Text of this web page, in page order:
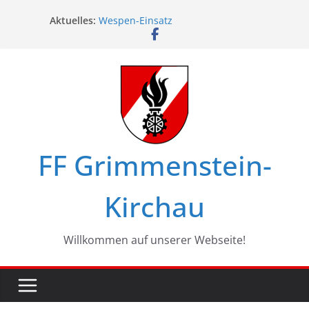
Aktuelles: Wespen-Einsatz
Glückwünsche zum 75. Geburtstag
Landesbewerbe in Zistersdorf
FF Grimmenstein-
Kirchau
Willkommen auf unserer Webseite!